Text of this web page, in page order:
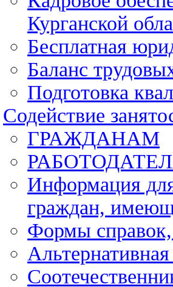
Курганской
Бесплатная
Баланс
Подготовка
Содействие
ГРАЖДАНАМ
Информация
граждан,
Формы справок,